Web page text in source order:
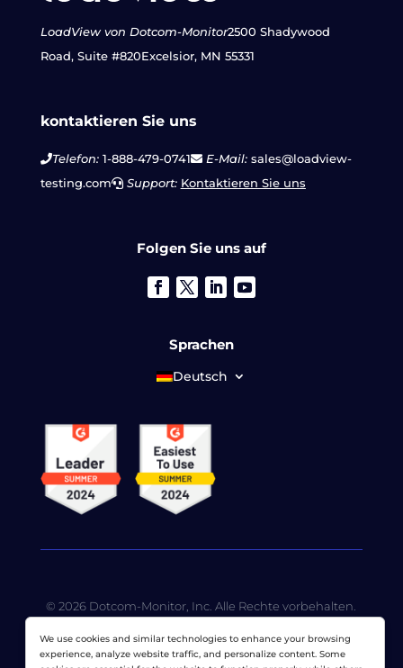
LoadView von Dotcom-Monitor2500 Shadywood
Road, Suite #820Excelsior, MN 55331
kontaktieren Sie uns
Telefon:1-888-479-0741 E-Mail:sales@loadview-
testing.com
Support: Kontaktieren Sie uns
Folgen Sie uns auf
Sprachen
Deutsch
© 2026 Dotcom-Monitor, Inc. Alle Rechte vorbehalten.
Tochtergesellschaft vonDotcom-Monitor, Inc.
We use cookies and similar technologies to enhance your browsing
experience, analyze website traffic, and personalize content. Some